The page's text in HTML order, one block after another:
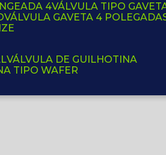
4 VÁLVULA TIPO
VÁLVULA GAVETA 4
VÁLVULA DE GUILHOTINA
TIPO WAFER